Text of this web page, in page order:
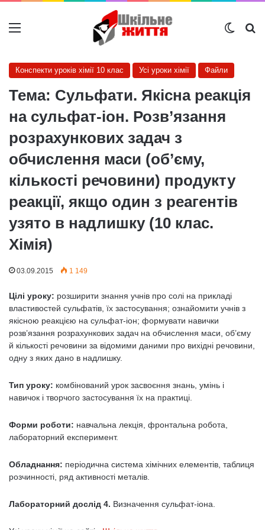
Меню
Конспекти уроків хімії 10 клас Усі уроки хімії Файли
Тема: Сульфати. Якісна реакція
на сульфат-іон. Розв’язання
розрахункових задач з
обчислення маси (об’єму,
кількості речовини) продукту
реакції, якщо один з реагентів
узято в надлишку (10 клас.
Хімія)
03.09.2015 1 149
Цілі уроку: розширити знання учнів про солі на прикладі
властивостей сульфатів, їх застосування; ознайомити учнів з
якісною реакцією на сульфат-іон; формувати навички
розв’язання розрахункових задач на обчислення маси, об’єму
й кількості речовини за відомими даними про вихідні речовини,
одну з яких дано в надлишку.
Тип уроку: комбінований урок засвоєння знань, умінь і
навичок і творчого застосування їх на практиці.
Форми роботи: навчальна лекція, фронтальна робота,
лабораторний експеримент.
Обладнання: періодична система хімічних елементів, таблиця
розчинності, ряд активності металів.
Лабораторний дослід 4. Визначення сульфат-іона.